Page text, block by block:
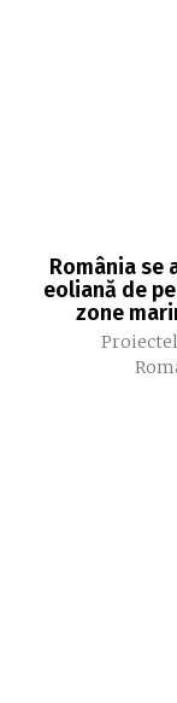
România se
eoliană de
zone